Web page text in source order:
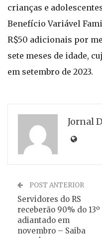
crianças e
Benefício Variável
R$50 adicionais por
sete meses de idade,
em setembro de 2023.
Jornal
POST ANTERIOR
Servidores do RS
receberão 90% do 13º
adiantado em
novembro – Saiba